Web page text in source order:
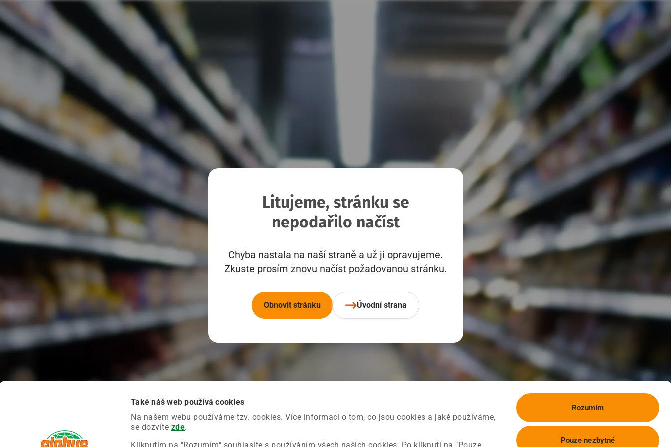
Také náš web používá cookies
Na našem webu používáme tzv. cookies. Více informací o tom, co jsou cookies a jaké používáme,
se dozvíte zde.
Kliknutím na "Rozumím" souhlasíte s používáním všech našich cookies. Po kliknutí na "Pouze
Rozumím
Pouze nezbytné
Litujeme, stránku se
nepodařilo načíst
Chyba nastala na naší straně a už ji opravujeme.
Zkuste prosím znovu načíst požadovanou stránku.
Obnovit stránku Úvodní strana